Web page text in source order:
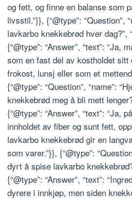
og fett, og finne en balanse som
livsstil.”}}, {“@type”: “Question”,
lavkarbo knekkebrød hver dag?”,
{“@type”: “Answer”, “text”: “Ja,
som en fast del av kostholdet sitt
frokost, lunsj eller som et
{“@type”: “Question”, “name”:
knekkebrød meg å bli mett
{“@type”: “Answer”, “text”: “Ja,
innholdet av fiber og sunt fett,
lavkarbo knekkebrød gir en
som varer.”}}, {“@type”:
dyrt å spise lavkarbo
{“@type”: “Answer”, “text”:
dyrere i innkjøp, men siden